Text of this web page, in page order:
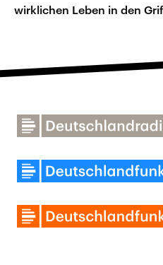
wirklichen Leben in den